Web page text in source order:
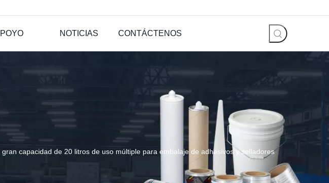
NOTICIAS CONTÁCTENOS
capacidad de 20 litros de uso múltiple para embalaje de adhesivos y selladores